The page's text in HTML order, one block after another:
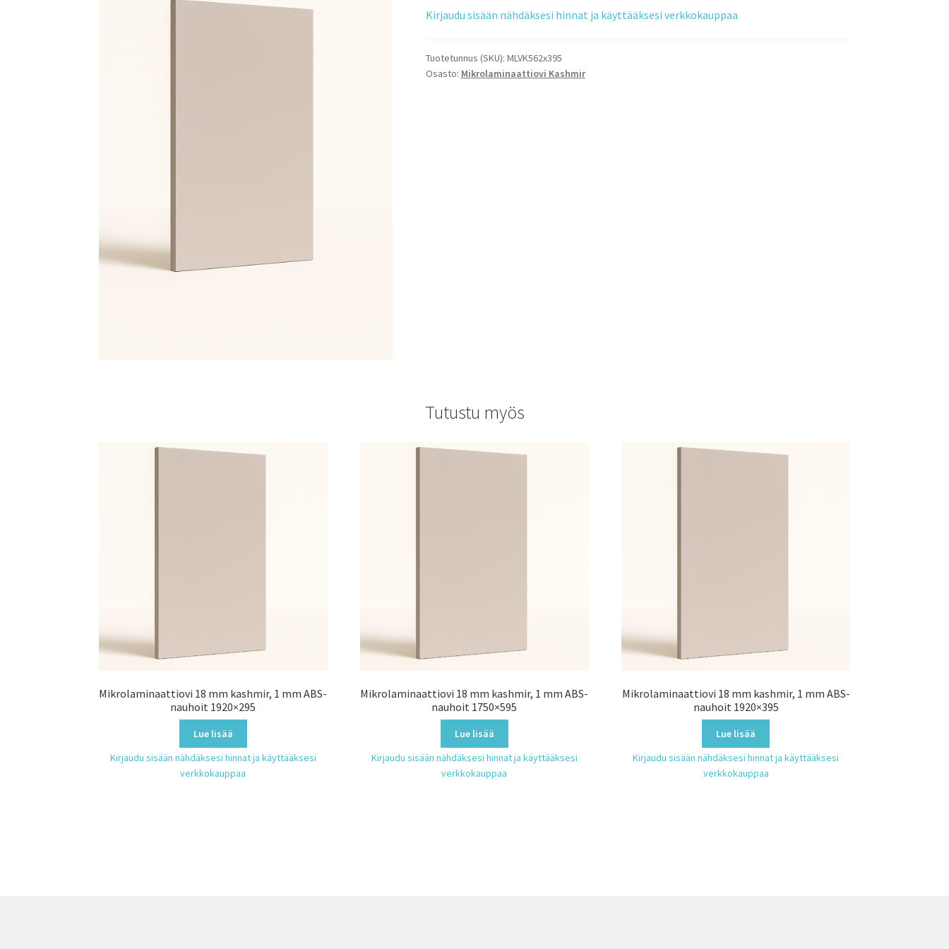
Kirjaudu sisään nähdäksesi hinnat ja käyttääksesi verkkokauppaa
Tuotetunnus (SKU): MLVK562x395
Osasto: Mikrolaminaattiovi Kashmir
Tutustu myös
Mikrolaminaattiovi 18 mm kashmir, 1 mm ABS-
nauhoit 1920×295
Lue lisää
Kirjaudu sisään nähdäksesi hinnat ja käyttääksesi
verkkokauppaa
Mikrolaminaattiovi 18 mm kashmir, 1 mm ABS-
nauhoit 1750×595
Lue lisää
Kirjaudu sisään nähdäksesi hinnat ja käyttääksesi
verkkokauppaa
Mikrolaminaattiovi 18 mm kashmir, 1 mm ABS-
nauhoit 1920×395
Lue lisää
Kirjaudu sisään nähdäksesi hinnat ja käyttääksesi
verkkokauppaa